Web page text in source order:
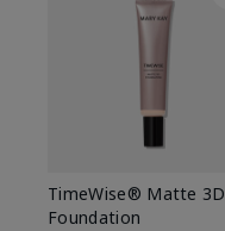
TimeWise® Matte 3D
Foundation